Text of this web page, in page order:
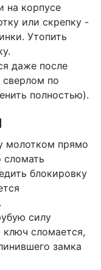
на корпусе
или скрепку -
Утопить
даже после
сверлом по
полностью).
молотком прямо
сломать
блокировку
силу
ключ сломается,
замка